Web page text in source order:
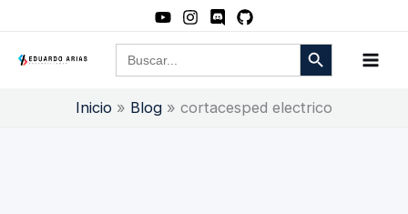
contenido
Buscar: Botón de búsqueda
Inicio Blog cortacesped electrico